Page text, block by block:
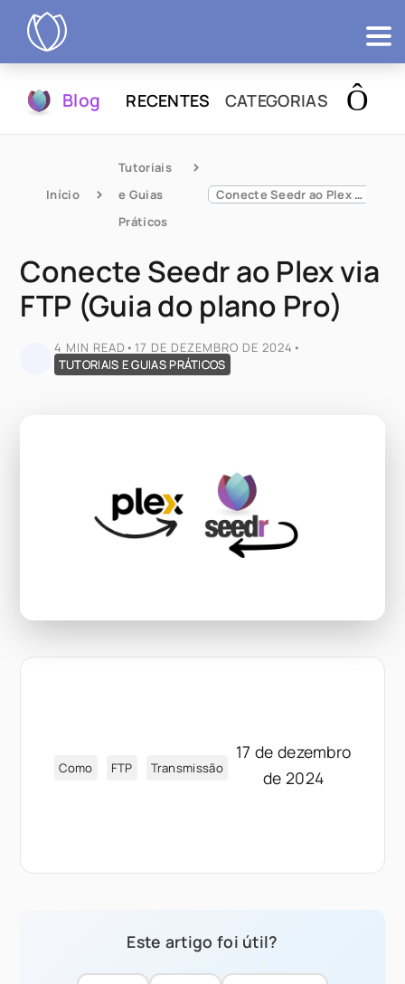
Testár
Blog RECENTES CATEGORIAS
Início
Tutoriais
e Guias
Práticos
Conecte Seedr ao Plex via FTP (Guia do plano Pro)
Conecte Seedr ao Plex via
FTP (Guia do plano Pro)
4 MIN READ • 17 DE DEZEMBRO DE 2024 •
TUTORIAIS E GUIAS PRÁTICOS
Como FTP Transmissão
17 de dezembro
de 2024
Este artigo foi útil?